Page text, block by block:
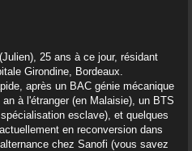
25 ans à ce jour, résidant
Girondine, Bordeaux.
après un BAC génie mécanique
à l'étranger (en Malaisie), un BTS
esclave), et quelques
en reconversion dans
chez Sanofi (vous savez